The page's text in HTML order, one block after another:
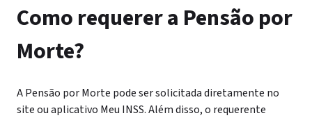
Como requerer a Pensão por
Morte?
A Pensão por Morte pode ser solicitada diretamente no
site ou aplicativo Meu INSS. Além disso, o requerente